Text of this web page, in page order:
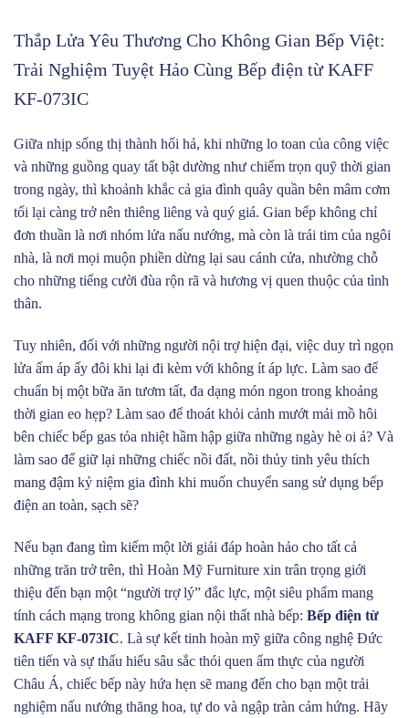
Thắp Lửa Yêu Thương Cho Không Gian Bếp Việt:
Trải Nghiệm Tuyệt Hảo Cùng Bếp điện từ KAFF
KF-073IC
Giữa nhịp sống thị thành hối hả, khi những lo toan của công việc
và những guồng quay tất bật dường như chiếm trọn quỹ thời gian
trong ngày, thì khoảnh khắc cả gia đình quây quần bên mâm cơm
tối lại càng trở nên thiêng liêng và quý giá. Gian bếp không chỉ
đơn thuần là nơi nhóm lửa nấu nướng, mà còn là trái tim của ngôi
nhà, là nơi mọi muộn phiền dừng lại sau cánh cửa, nhường chỗ
cho những tiếng cười đùa rộn rã và hương vị quen thuộc của tình
thân.
Tuy nhiên, đối với những người nội trợ hiện đại, việc duy trì ngọn
lửa ấm áp ấy đôi khi lại đi kèm với không ít áp lực. Làm sao để
chuẩn bị một bữa ăn tươm tất, đa dạng món ngon trong khoảng
thời gian eo hẹp? Làm sao để thoát khỏi cảnh mướt mải mồ hôi
bên chiếc bếp gas tỏa nhiệt hầm hập giữa những ngày hè oi ả? Và
làm sao để giữ lại những chiếc nồi đất, nồi thủy tinh yêu thích
mang đậm kỷ niệm gia đình khi muốn chuyển sang sử dụng bếp
điện an toàn, sạch sẽ?
Nếu bạn đang tìm kiếm một lời giải đáp hoàn hảo cho tất cả
những trăn trở trên, thì Hoàn Mỹ Furniture xin trân trọng giới
thiệu đến bạn một “người trợ lý” đắc lực, một siêu phẩm mang
tính cách mạng trong không gian nội thất nhà bếp: Bếp điện từ
KAFF KF-073IC. Là sự kết tinh hoàn mỹ giữa công nghệ Đức
tiên tiến và sự thấu hiểu sâu sắc thói quen ẩm thực của người
Châu Á, chiếc bếp này hứa hẹn sẽ mang đến cho bạn một trải
nghiệm nấu nướng thăng hoa, tự do và ngập tràn cảm hứng. Hãy